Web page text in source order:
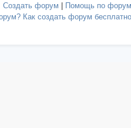
Создать форум Помощь по